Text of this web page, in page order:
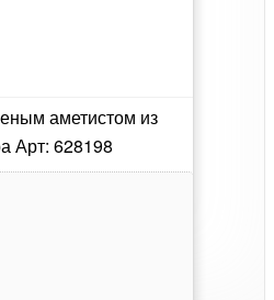
аметистом из
Арт: 628198